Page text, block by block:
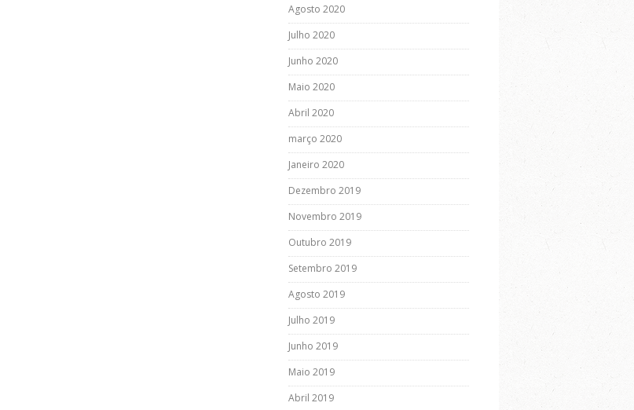
Agosto 2020
Julho 2020
Junho 2020
Maio 2020
Abril 2020
março 2020
Janeiro 2020
Dezembro 2019
Novembro 2019
Outubro 2019
Setembro 2019
Agosto 2019
Julho 2019
Junho 2019
Maio 2019
Abril 2019